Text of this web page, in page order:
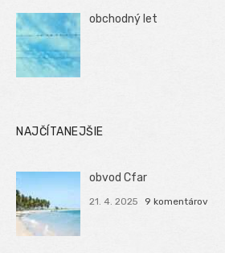
obchodný let
NAJČÍTANEJŠIE
obvod Cfar
21. 4. 2025 9 komentárov